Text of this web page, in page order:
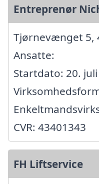
Entreprenør
Tjørnevænget 5,
Ansatte:
Startdato: 20. juli
CVR: 43401343
FH Liftservice